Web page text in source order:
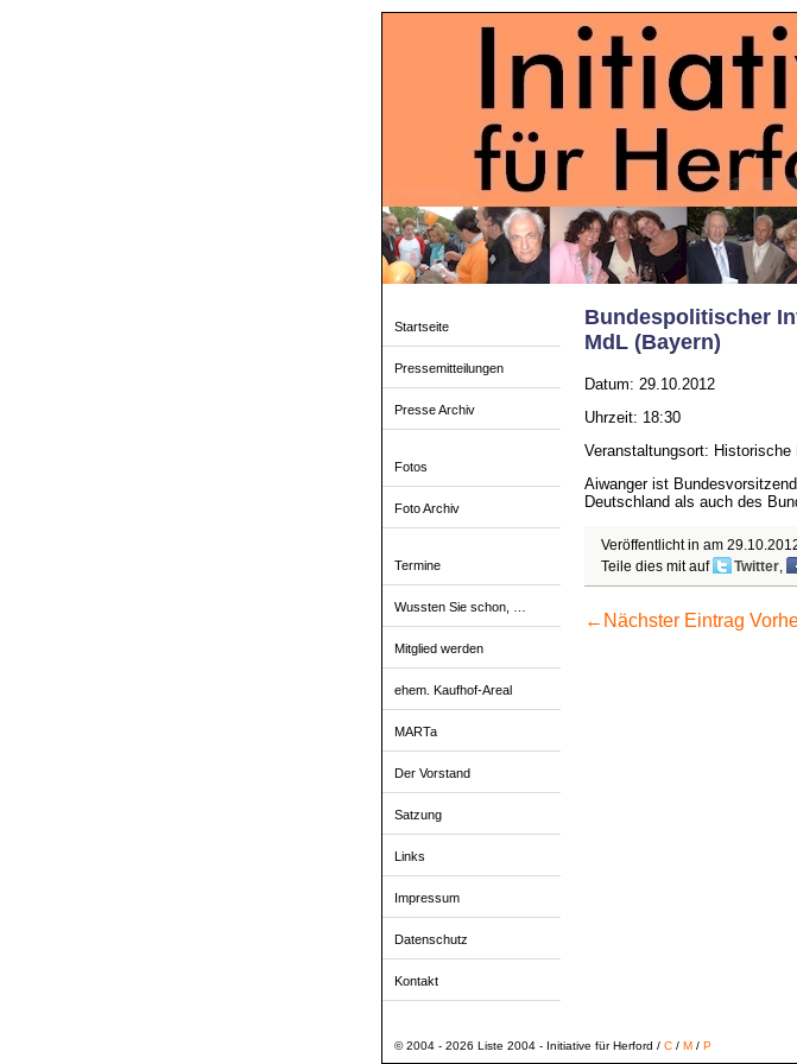
Startseite
Pressemitteilungen
Presse Archiv
Fotos
Foto Archiv
Termine
Wussten Sie schon, …
Mitglied werden
ehem. Kaufhof-Areal
MARTa
Der Vorstand
Satzung
Links
Impressum
Datenschutz
Kontakt
Bundespolitischer
MdL (Bayern)
Datum: 29.10.2012
Uhrzeit: 18:30
Veranstaltungsort: Historische
Aiwanger ist
Deutschland als auch des
Veröffentlicht in am
Teile dies mit auf
Twitter,
← Nächster Eintrag
© 2004 - 2026 Liste 2004 - Initiative für Herford / C/ M/ P